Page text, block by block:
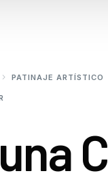
PATINAJE ARTÍSTICO